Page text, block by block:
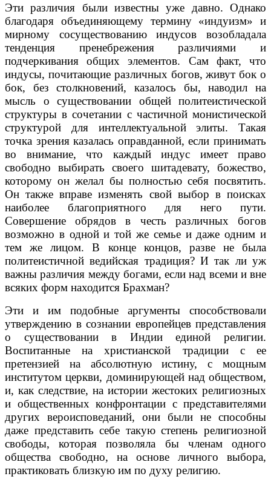
Эти различия были известны уже давно. Однако
благодаря объединяющему термину «индуизм» и
мирному сосуществованию индусов возобладала
тенденция пренебрежения различиями и
подчеркивания общих элементов. Сам факт, что
индусы, почитающие различных богов, живут бок о
бок, без столкновений, казалось бы, наводил на
мысль о существовании общей политеистической
структуры в сочетании с частичной монистической
структурой для интеллектуальной элиты. Такая
точка зрения казалась оправданной, если принимать
во внимание, что каждый индус имеет право
свободно выбирать своего шитадевату, божество,
которому он желал бы полностью себя посвятить.
Он также вправе изменять свой выбор в поисках
наиболее благоприятного для него пути.
Совершение обрядов в честь различных богов
возможно в одной и той же семье и даже одним и
тем же лицом. В конце концов, разве не была
политеистичной ведийская традиция? И так ли уж
важны различия между богами, если над всеми и вне
всяких форм находится Брахман?
Эти и им подобные аргументы способствовали
утверждению в сознании европейцев представления
о существовании в Индии единой религии.
Воспитанные на христианской традиции с ее
претензией на абсолютную истину, с мощным
институтом церкви, доминирующей над обществом,
и, как следствие, на истории жестоких религиозных
и общественных конфронтации с представителями
других вероисповеданий, они были не способны
даже представить себе такую степень религиозной
свободы, которая позволяла бы членам одного
общества свободно, на основе личного выбора,
практиковать близкую им по духу религию.